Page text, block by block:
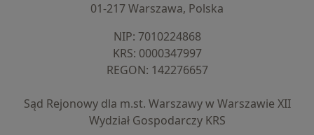
01-217 Warszawa, Polska
NIP: ⁠7010224868
KRS: ⁠0000347997
REGON: ⁠142276657
Sąd Rejonowy dla m.st. Warszawy w Warszawie XII
Wydział Gospodarczy KRS